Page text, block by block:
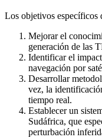
Los objetivos específicos
Mejorar el
generación de las
Identificar el
navegación por
Desarrollar
vez, la
tiempo real.
Establecer un
Sudáfrica, que
perturbación